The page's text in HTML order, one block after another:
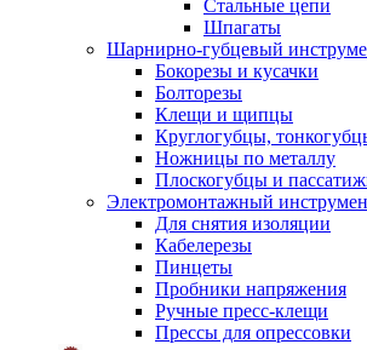
Стальные цепи
Шпагаты
Шарнирно-губцевый
Бокорезы и кусачки
Болторезы
Клещи и щипцы
Круглогубцы,
Ножницы по металлу
Плоскогубцы и
Электромонтажный
Для снятия изоляции
Кабелерезы
Пинцеты
Пробники напряжения
Ручные пресс-клещи
Прессы для опрессовки